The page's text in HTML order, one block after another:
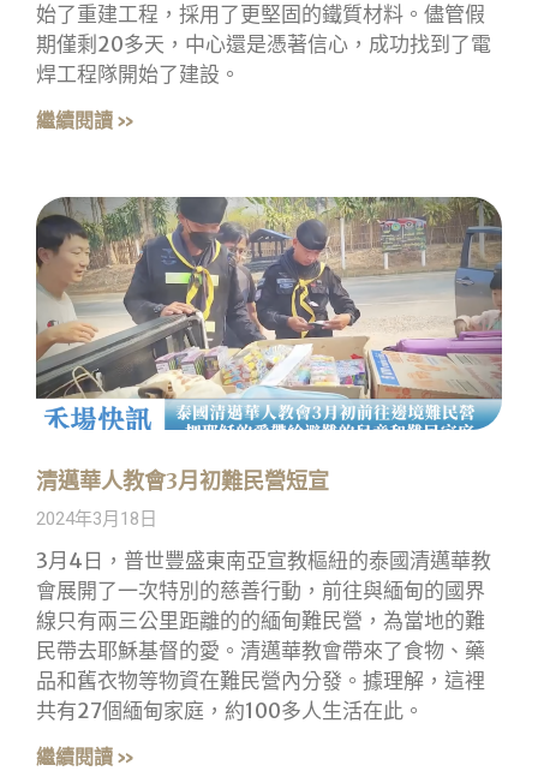
始了重建工程，採用了更堅固的鐵質材料。儘管假
期僅剩20多天，中心還是憑著信心，成功找到了電
焊工程隊開始了建設。
繼續閱讀 »
清邁華人教會3月初難民營短宣
2024年3月18日
3月4日，普世豐盛東南亞宣教樞紐的泰國清邁華教
會展開了一次特別的慈善行動，前往與緬甸的國界
線只有兩三公里距離的的緬甸難民營，為當地的難
民帶去耶穌基督的愛。清邁華教會帶來了食物、藥
品和舊衣物等物資在難民營內分發。據理解，這裡
共有27個緬甸家庭，約100多人生活在此。
繼續閱讀 »